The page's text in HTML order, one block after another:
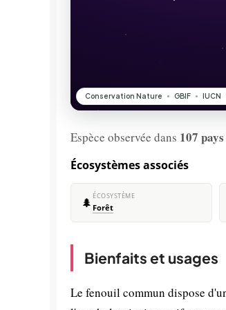
Espèce observée dans 107 pays
Écosystèmes associés
🌲 ÉCOSYSTÈME
Forêt
Bienfaits et usages
Le fenouil commun dispose